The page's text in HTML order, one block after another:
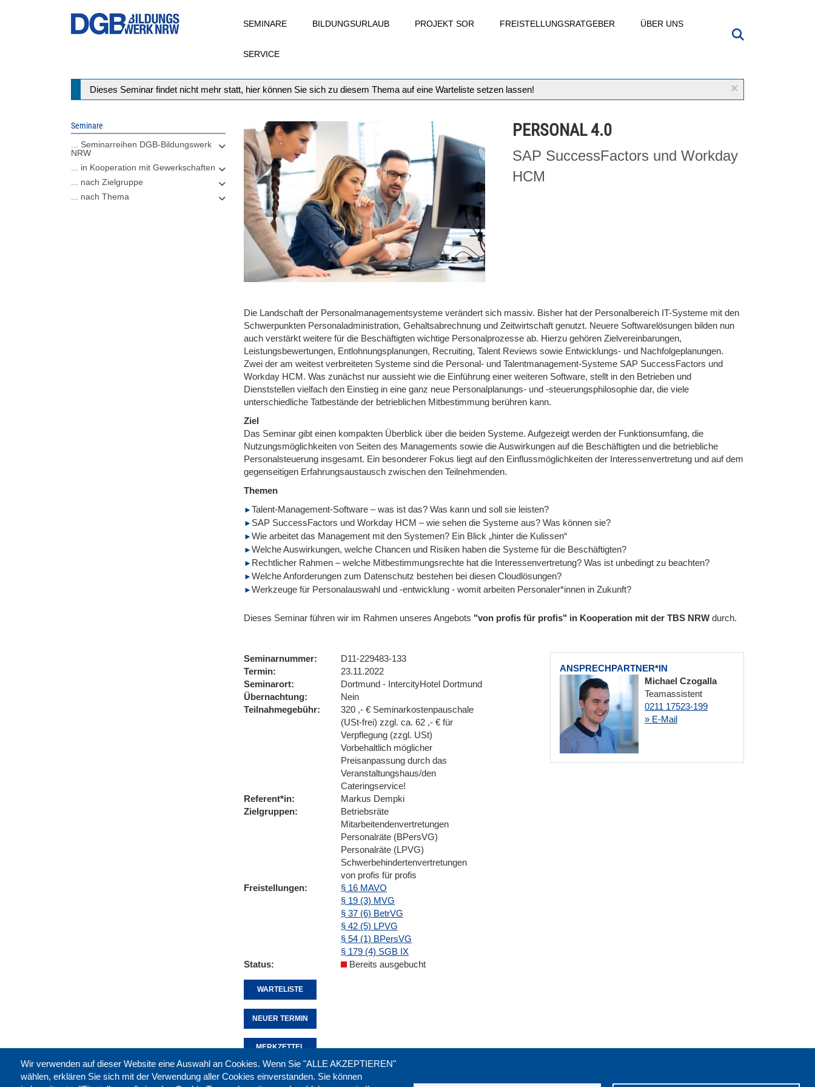
SEMINARE BILDUNGSURLAUB PROJEKT SOR FREISTELLUNGSRATGEBER ÜBER UNS
SERVICE
×
Statusmeldung
Dieses Seminar findet nicht mehr statt, hier können Sie sich zu diesem Thema auf eine Warteliste setzen lassen!
Seminare
... Seminarreihen DGB-Bildungswerk
NRW
... in Kooperation mit Gewerkschaften
... nach Zielgruppe
... nach Thema
PERSONAL 4.0
SAP SuccessFactors und Workday
HCM
Die Landschaft der Personalmanagementsysteme verändert sich massiv. Bisher hat der Personalbereich IT-Systeme mit den
Schwerpunkten Personaladministration, Gehaltsabrechnung und Zeitwirtschaft genutzt. Neuere Softwarelösungen bilden nun
auch verstärkt weitere für die Beschäftigten wichtige Personalprozesse ab. Hierzu gehören Zielvereinbarungen,
Leistungsbewertungen, Entlohnungsplanungen, Recruiting, Talent Reviews sowie Entwicklungs- und Nachfolgeplanungen.
Zwei der am weitest verbreiteten Systeme sind die Personal- und Talentmanagement-Systeme SAP SuccessFactors und
Workday HCM. Was zunächst nur aussieht wie die Einführung einer weiteren Software, stellt in den Betrieben und
Dienststellen vielfach den Einstieg in eine ganz neue Personalplanungs- und -steuerungsphilosophie dar, die viele
unterschiedliche Tatbestände der betrieblichen Mitbestimmung berühren kann.
Ziel
Das Seminar gibt einen kompakten Überblick über die beiden Systeme. Aufgezeigt werden der Funktionsumfang, die
Nutzungsmöglichkeiten von Seiten des Managements sowie die Auswirkungen auf die Beschäftigten und die betriebliche
Personalsteuerung insgesamt. Ein besonderer Fokus liegt auf den Einflussmöglichkeiten der Interessenvertretung und auf dem
gegenseitigen Erfahrungsaustausch zwischen den Teilnehmenden.
Themen
Talent-Management-Software – was ist das? Was kann und soll sie leisten?
SAP SuccessFactors und Workday HCM – wie sehen die Systeme aus? Was können sie?
Wie arbeitet das Management mit den Systemen? Ein Blick „hinter die Kulissen“
Welche Auswirkungen, welche Chancen und Risiken haben die Systeme für die Beschäftigten?
Rechtlicher Rahmen – welche Mitbestimmungsrechte hat die Interessenvertretung? Was ist unbedingt zu beachten?
Welche Anforderungen zum Datenschutz bestehen bei diesen Cloudlösungen?
Werkzeuge für Personalauswahl und -entwicklung - womit arbeiten Personaler*innen in Zukunft?
Dieses Seminar führen wir im Rahmen unseres Angebots "von profis für profis" in Kooperation mit der TBS NRW durch.
ANSPRECHPARTNER*IN
Michael Czogalla
Teamassistent
0211 17523-199
» E-Mail
Seminarnummer
D11-229483-133
Termin
23.11.2022
Seminarort
Dortmund - IntercityHotel Dortmund
Übernachtung
Nein
Teilnahmegebühr
320 ,- € Seminarkostenpauschale
(USt-frei) zzgl. ca. 62 ,- € für
Verpflegung (zzgl. USt)
Vorbehaltlich möglicher
Preisanpassung durch das
Veranstaltungshaus/den
Cateringservice!
Referent*in
Markus Dempki
Zielgruppen
Betriebsräte
Mitarbeitendenvertretungen
Personalräte (BPersVG)
Personalräte (LPVG)
Schwerbehindertenvertretungen
von profis für profis
Freistellungen
§ 16 MAVO
§ 19 (3) MVG
§ 37 (6) BetrVG
§ 42 (5) LPVG
§ 54 (1) BPersVG
§ 179 (4) SGB IX
Status
Bereits ausgebucht
WARTELISTE
NEUER TERMIN
MERKZETTEL
Wir verwenden auf dieser Website eine Auswahl an Cookies. Wenn Sie "ALLE AKZEPTIEREN"
wählen, erklären Sie sich mit der Verwendung aller Cookies einverstanden. Sie können